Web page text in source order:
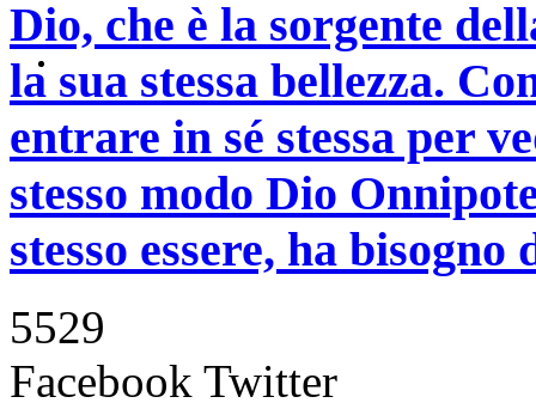
Dio, che è la sorgente
la sua stessa bellezza.
entrare in sé stessa per
stesso modo Dio
stesso essere, ha bisogno
5529
Facebook Twitter